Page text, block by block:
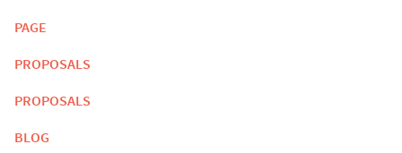
PAGE
PROPOSALS
PROPOSALS
BLOG